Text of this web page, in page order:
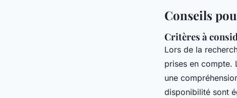
Conseils
Critères à
Lors de la
prises en compte.
une
disponibilité sont